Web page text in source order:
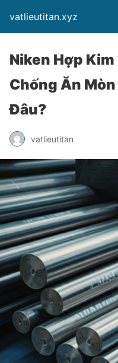
vatlieutitan.xyz
Niken Hợp
Chống Ăn
Đâu?
vatlieutitan